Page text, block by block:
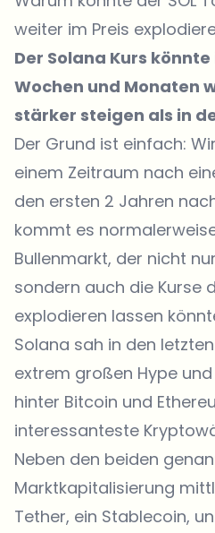
weiter im Preis
Der Solana Kurs
Wochen und Monaten
stärker steigen als in
Der Grund ist einfach:
einem Zeitraum nach
den ersten 2 Jahren
kommt es
Bullenmarkt, der nicht
sondern auch die Kurse
explodieren lassen
Solana sah in den
extrem großen Hype
hinter Bitcoin und
interessanteste
Neben den beiden
Marktkapitalisierung
Tether, ein Stablecoin,